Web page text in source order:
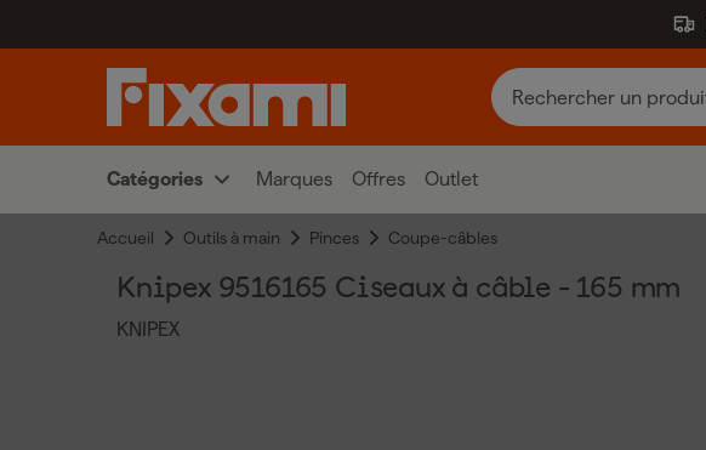
Catégories Marques Offres Outlet
Accueil Outils à main Pinces Coupe-câbles
Knipex 9516165 Ciseaux à câble - 165 mm
KNIPEX